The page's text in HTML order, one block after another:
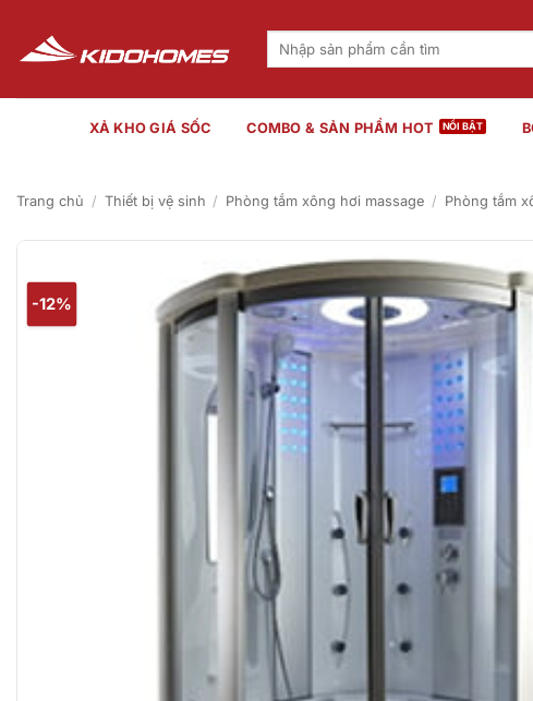
nội
dung
Tìm
XẢ KHO GIÁ SỐC COMBO & SẢN PHẨM HOT
Trang chủ / Thiết bị vệ sinh / Phòng tắm xông hơi massage / Phòng tắm
-12%